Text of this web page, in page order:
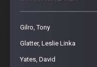
Gilro, Tony
Glatter, Leslie Linka
Yates, David